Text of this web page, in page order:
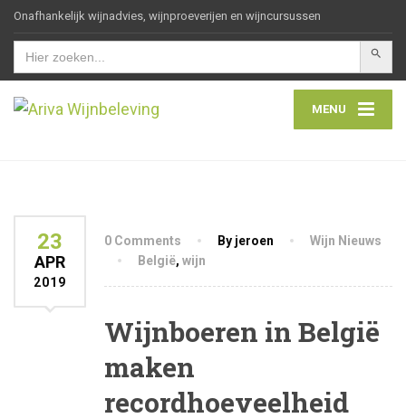
Onafhankelijk wijnadvies, wijnproeverijen en wijncursussen
Zoek
naar:
MENU
23
APR
2019
0 Comments By jeroen
Wijn Nieuws
België, wijn
Wijnboeren in België
maken
recordhoeveelheid